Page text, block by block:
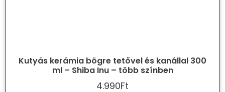
Kutyás kerámia bögre tetővel és kanállal 300
ml – Shiba Inu – több színben
4.990Ft